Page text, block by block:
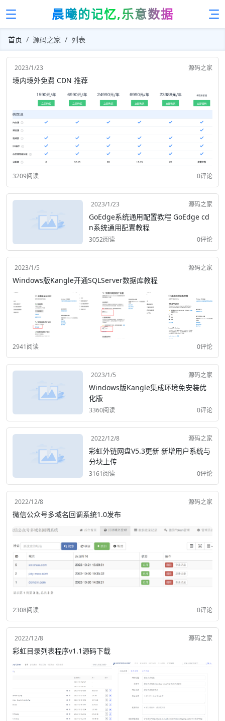
晨曦的记忆,乐意数据
首页 源码之家 列表
2023/1/23 源码之家
境内境外免费 CDN 推荐
3209阅读 0评论
2023/1/23 源码之家
GoEdge系统通用配置教程 GoEdge cd
n系统通用配置教程
3052阅读 0评论
2023/1/5 源码之家
Windows版Kangle开通SQLServer数据库教程
2941阅读 0评论
2023/1/5 源码之家
Windows版Kangle集成环境免安装优
化版
3360阅读 0评论
2022/12/8 源码之家
彩虹外链网盘V5.3更新 新增用户系统与
分块上传
3161阅读 0评论
2022/12/8 源码之家
微信公众号多域名回调系统1.0发布
2308阅读 0评论
2022/12/8 源码之家
彩虹目录列表程序v1.1源码下载